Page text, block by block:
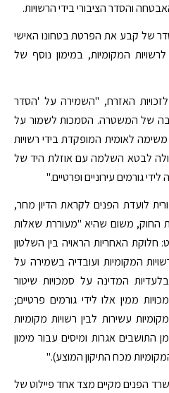
והסדר הציבורי בידי הרשויות.
של קבע את הפרטת בטחונו האישי
המקומיות, במימון נוסף של
לזכויות האזרח, "השמירה על 'הסדר
של המשטרה. הסמכות לשמור על
לאומית המופקדת בידי רשויות
לבטא השלמה עם אוזלת היד של
גורמים עירוניים ופרטיים."
לועדת הפנים לקראת הדיון מחר,
החוק, משום שהיא "מעוררת שאלות
חלוקת האחריות הראויה בין השלטון
המקומיות ועובדיה בשמירה על
המדינה על סמכויות שיטור
ממין אלו לידי גורמים פרטיים;
עשירות לבין רשויות מקומיות
התושבים אגרות ומיסים עבור מימון
מכח התיקון המוצע)."
הפנים מקיים מצד אחד פיילוט של